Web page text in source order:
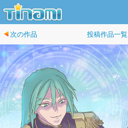
次の作品 投稿作品一覧